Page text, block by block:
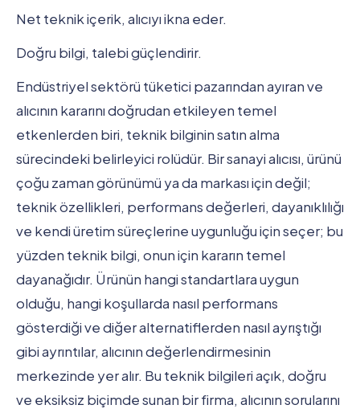
Net teknik içerik, alıcıyı ikna eder.
Doğru bilgi, talebi güçlendirir.
Endüstriyel sektörü tüketici pazarından ayıran ve
alıcının kararını doğrudan etkileyen temel
etkenlerden biri, teknik bilginin satın alma
sürecindeki belirleyici rolüdür. Bir sanayi alıcısı, ürünü
çoğu zaman görünümü ya da markası için değil;
teknik özellikleri, performans değerleri, dayanıklılığı
ve kendi üretim süreçlerine uygunluğu için seçer; bu
yüzden teknik bilgi, onun için kararın temel
dayanağıdır. Ürünün hangi standartlara uygun
olduğu, hangi koşullarda nasıl performans
gösterdiği ve diğer alternatiflerden nasıl ayrıştığı
gibi ayrıntılar, alıcının değerlendirmesinin
merkezinde yer alır. Bu teknik bilgileri açık, doğru
ve eksiksiz biçimde sunan bir firma, alıcının sorularını